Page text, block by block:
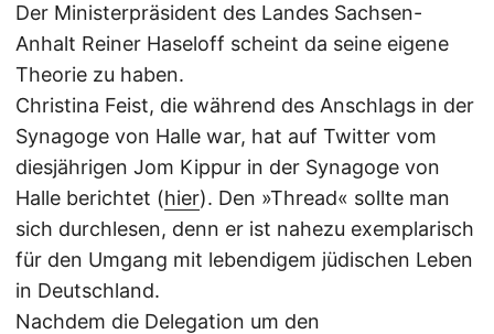
Der Ministerpräsident des Landes Sachsen-
Anhalt Reiner Haseloff scheint da seine eigene
Theorie zu haben.
Christina Feist, die während des Anschlags in der
Synagoge von Halle war, hat auf Twitter vom
diesjährigen Jom Kippur in der Synagoge von
Halle berichtet (hier). Den »Thread« sollte man
sich durchlesen, denn er ist nahezu exemplarisch
für den Umgang mit lebendigem jüdischen Leben
in Deutschland.
Nachdem die Delegation um den